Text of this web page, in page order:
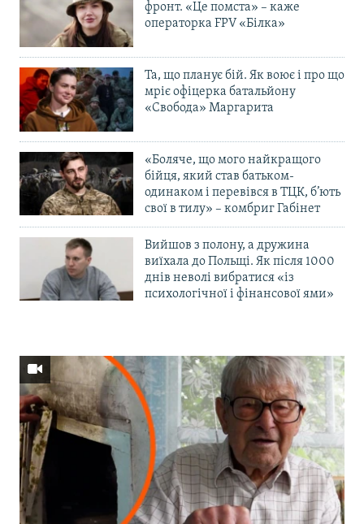
фронт. «Це помста» – каже
операторка FPV «Білка»
Та, що планує бій. Як воює і про що
мріє офіцерка батальйону
«Свобода» Маргарита
«Боляче, що мого найкращого
бійця, який став батьком-
одинаком і перевівся в ТЦК, б’ють
свої в тилу» – комбриг Габінет
Вийшов з полону, а дружина
виїхала до Польщі. Як після 1000
днів неволі вибратися «із
психологічної і фінансової ями»